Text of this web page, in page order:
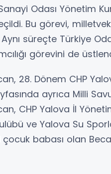
Odası Yönetim
Bu görevi,
süreçte Türkiye
görevini de
28. Dönem CHP
ayrıca Milli
CHP Yalova İl
ve Yalova Su
çocuk babası olan